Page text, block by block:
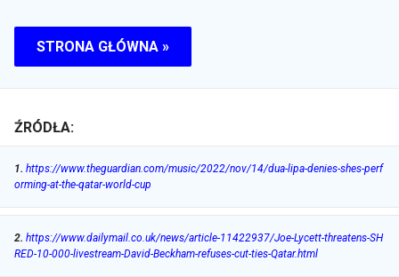
STRONA GŁÓWNA »
ŹRÓDŁA:
1. https://www.theguardian.com/music/2022/nov/14/dua-lipa-denies-shes-perf
orming-at-the-qatar-world-cup
2. https://www.dailymail.co.uk/news/article-11422937/Joe-Lycett-threatens-SH
RED-10-000-livestream-David-Beckham-refuses-cut-ties-Qatar.html